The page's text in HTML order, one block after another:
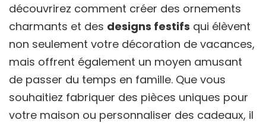
découvrirez comment créer des ornements
charmants et des designs festifs qui élèvent
non seulement votre décoration de vacances,
mais offrent également un moyen amusant
de passer du temps en famille. Que vous
souhaitiez fabriquer des pièces uniques pour
votre maison ou personnaliser des cadeaux, il